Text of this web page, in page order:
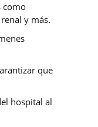
como
y más.
que
hospital al